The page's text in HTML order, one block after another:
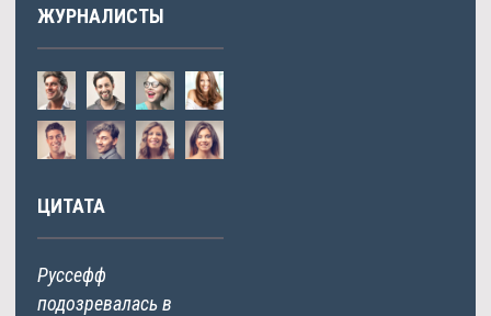
ЖУРНАЛИСТЫ
ЦИТАТА
Руссефф
подозревалась в